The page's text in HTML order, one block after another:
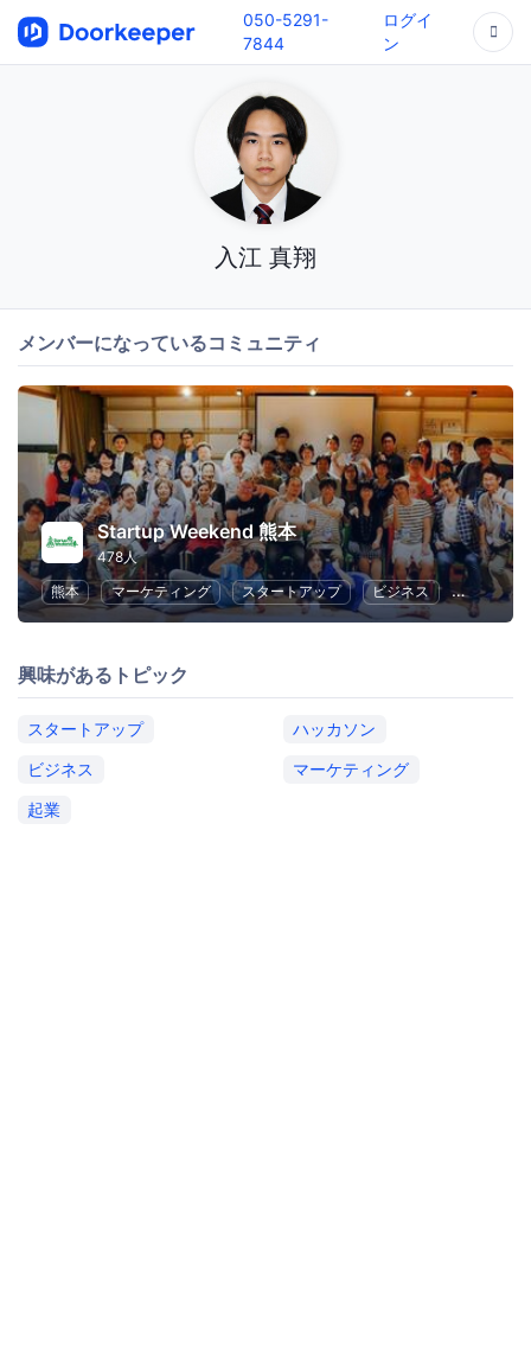
050-5291-
7844
ログイ
ン
入江 真翔
メンバーになっているコミュニティ
Startup Weekend 熊本
478人
熊本
マーケティング スタートアップ ビジネス ハッカソン
興味があるトピック
スタートアップ
ハッカソン
ビジネス
マーケティング
起業